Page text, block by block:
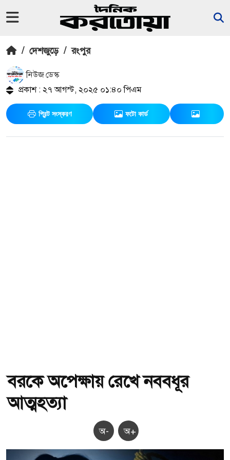
/ দেশজুড়ে / রংপুর
নিউজ ডেস্ক
প্রকাশ : ২৭ আগস্ট, ২০২৫ ০১:৪০ পিএম
প্রিন্ট সংস্করণ ফটো কার্ড
বরকে অপেক্ষায় রেখে নববধূর
আত্মহত্যা
অ- অ+